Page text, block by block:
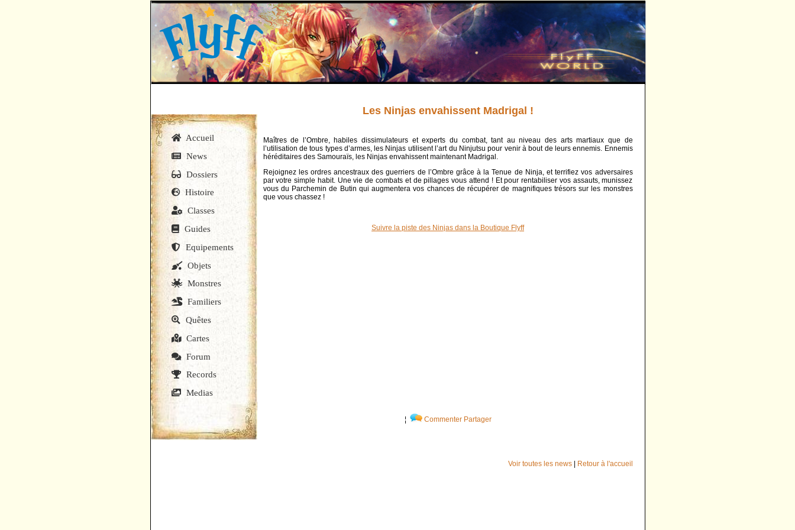
Accueil
News
Dossiers
Histoire
Classes
Guides
Equipements
Objets
Monstres
Familiers
Quêtes
Cartes
Forum
Records
Medias
Les Ninjas envahissent Madrigal !
Maîtres de l’Ombre, habiles dissimulateurs et experts du combat, tant au niveau des arts martiaux que de
l’utilisation de tous types d’armes, les Ninjas utilisent l’art du Ninjutsu pour venir à bout de leurs ennemis. Ennemis
héréditaires des Samouraïs, les Ninjas envahissent maintenant Madrigal.
Rejoignez les ordres ancestraux des guerriers de l’Ombre grâce à la Tenue de Ninja, et terrifiez vos adversaires
par votre simple habit. Une vie de combats et de pillages vous attend ! Et pour rentabiliser vos assauts, munissez
vous du Parchemin de Butin qui augmentera vos chances de récupérer de magnifiques trésors sur les monstres
que vous chassez !
Suivre la piste des Ninjas dans la Boutique Flyff
¦ Commenter Partager
Voir toutes les news| Retour à l'accueil